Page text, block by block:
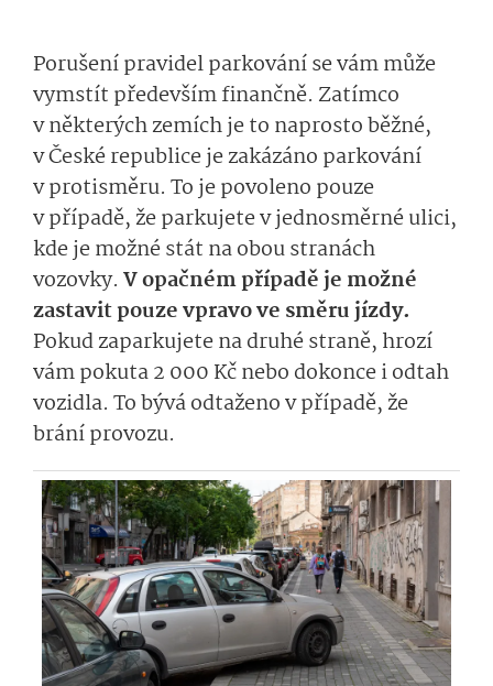
Porušení pravidel parkování se vám může
vymstít především finančně. Zatímco
v některých zemích je to naprosto běžné,
v České republice je zakázáno parkování
v protisměru. To je povoleno pouze
v případě, že parkujete v jednosměrné ulici,
kde je možné stát na obou stranách
vozovky. V opačném případě je možné
zastavit pouze vpravo ve směru jízdy.
Pokud zaparkujete na druhé straně, hrozí
vám pokuta 2 000 Kč nebo dokonce i odtah
vozidla. To bývá odtaženo v případě, že
brání provozu.